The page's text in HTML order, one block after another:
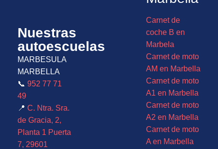
Nuestras
autoescuelas
MARBESULA
MARBELLA
📞 952 77 71
49
📍 C. Ntra. Sra.
de Gracia, 2,
Planta 1 Puerta
7, 29601
Carnet de
coche B en
Marbela
Carnet de moto
AM en Marbella
Carnet de moto
A1 en Marbella
Carnet de moto
A2 en Marbella
Carnet de moto
A en Marbella